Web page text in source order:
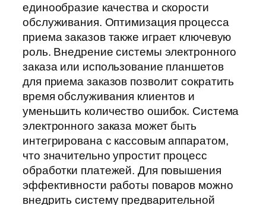
единообразие качества и скорости
обслуживания. Оптимизация процесса
приема заказов также играет ключевую
роль. Внедрение системы электронного
заказа или использование планшетов
для приема заказов позволит сократить
время обслуживания клиентов и
уменьшить количество ошибок. Система
электронного заказа может быть
интегрирована с кассовым аппаратом,
что значительно упростит процесс
обработки платежей. Для повышения
эффективности работы поваров можно
внедрить систему предварительной